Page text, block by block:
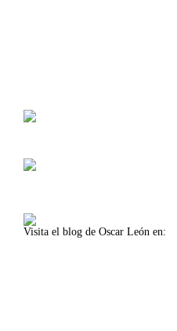
Visita el blog de Oscar León en: